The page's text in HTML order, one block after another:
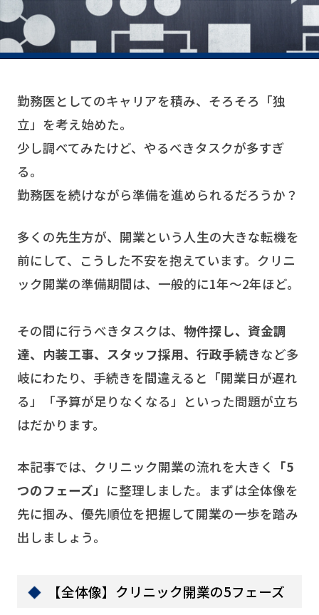
勤務医としてのキャリアを積み、そろそろ「独
立」を考え始めた。
少し調べてみたけど、やるべきタスクが多すぎ
る。
勤務医を続けながら準備を進められるだろうか？
多くの先生方が、開業という人生の大きな転機を
前にして、こうした不安を抱えています。クリニ
ック開業の準備期間は、一般的に1年〜2年ほど。
その間に行うべきタスクは、 物件探し、資金調
達、内装工事、スタッフ採用、行政手続きなど多
岐にわたり、手続きを間違えると「開業日が遅れ
る」「予算が足りなくなる」といった問題が立ち
はだかります。
本記事では、クリニック開業の流れを大きく
「5
つのフェーズ」 に整理しました。まずは全体像を
先に掴み、優先順位を把握して開業の一歩を踏み
出しましょう。
【全体像】クリニック開業の5フェーズ